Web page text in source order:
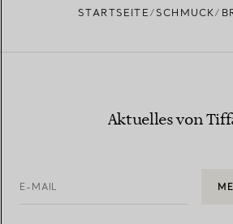
STARTSEITE SCHMUCK
Aktuelles von
E-MAIL